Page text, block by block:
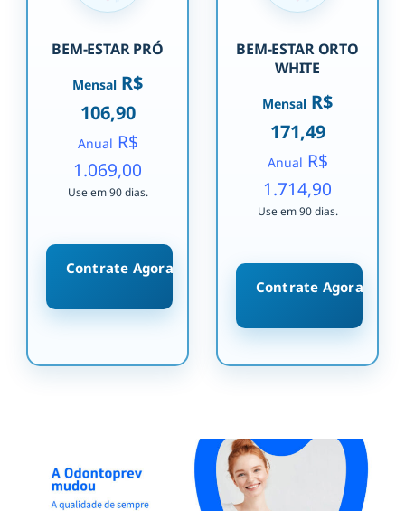
BEM-ESTAR PRÓ
Mensal R$
106,90
Anual R$
1.069,00
Use em 90 dias.
Contrate Agora
BEM-ESTAR ORTO
WHITE
Mensal R$
171,49
Anual R$
1.714,90
Use em 90 dias.
Contrate Agora